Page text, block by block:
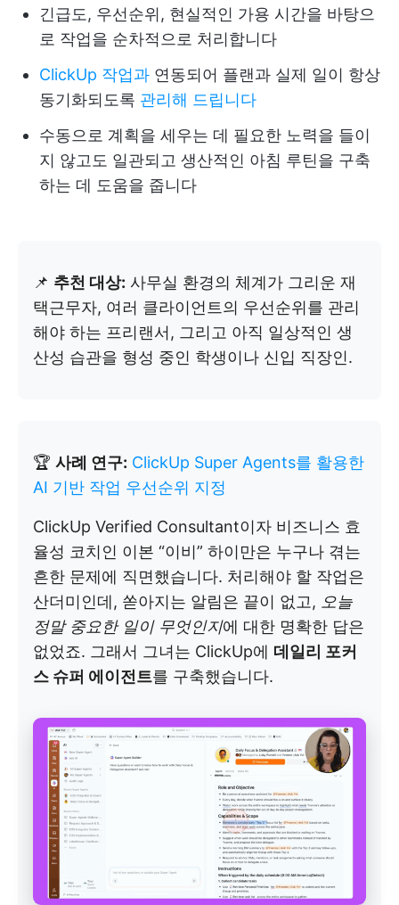
긴급도, 우선순위, 현실적인 가용 시간을 바탕으
로 작업을 순차적으로 처리합니다
ClickUp 작업과 연동되어 플랜과 실제 일이 항상
동기화되도록 관리해 드립니다
수동으로 계획을 세우는 데 필요한 노력을 들이
지 않고도 일관되고 생산적인 아침 루틴을 구축
하는 데 도움을 줍니다
📌 추천 대상: 사무실 환경의 체계가 그리운 재
택근무자, 여러 클라이언트의 우선순위를 관리
해야 하는 프리랜서, 그리고 아직 일상적인 생
산성 습관을 형성 중인 학생이나 신입 직장인.
🏆 사례 연구: ClickUp Super Agents를 활용한
AI 기반 작업 우선순위 지정
ClickUp Verified Consultant이자 비즈니스 효
율성 코치인 이본 “이비” 하이만은 누구나 겪는
흔한 문제에 직면했습니다. 처리해야 할 작업은
산더미인데, 쏟아지는 알림은 끝이 없고, 오늘
정말 중요한 일이 무엇인지에 대한 명확한 답은
없었죠. 그래서 그녀는 ClickUp에 데일리 포커
스 슈퍼 에이전트를 구축했습니다.